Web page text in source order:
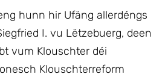
hunn hir Ufäng allerdéngs
I. vu Lëtzebuerg, deen
vum Klouschter déi
Klouschterreform